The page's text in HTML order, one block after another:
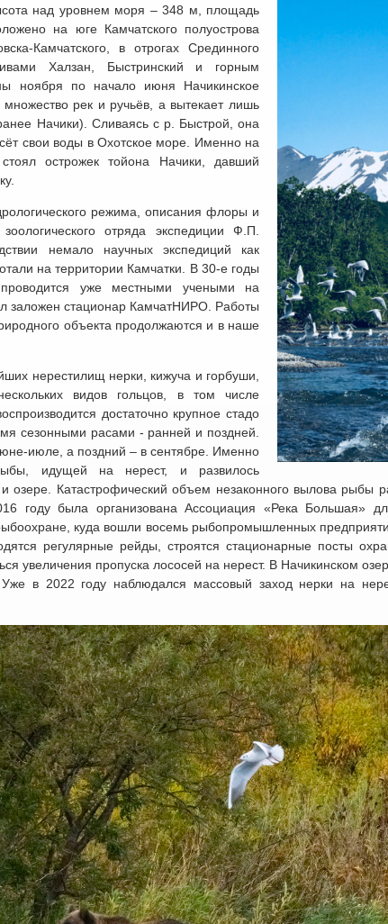
над уровнем моря – 348 м, площадь
на юге Камчатского полуострова
Камчатского, в отрогах Срединного
Халзан, Быстринский и горным
ноября по начало июня Начикинское
рек и ручьёв, а вытекает лишь
Начики). Сливаясь с р. Быстрой, она
свои воды в Охотское море. Именно на
острожек тойона Начики, давший
режима, описания флоры и
отряда экспедиции Ф.П.
немало научных экспедиций как
на территории Камчатки. В 30-е годы
уже местными учеными на
заложен стационар КамчатНИРО. Работы
объекта продолжаются и в наше
нерестилищ нерки, кижуча и горбуши,
видов гольцов, в том числе
достаточно крупное стадо
сезонными расами - ранней и поздней.
июле, а поздний – в сентябре. Именно
идущей на нерест, и развилось
озере. Катастрофический объем незаконного вылова рыбы
году была организована Ассоциация «Река Большая»
куда вошли восемь рыбопромышленных
регулярные рейды, строятся стационарные посты
увеличения пропуска лососей на нерест. В Начикинском
в 2022 году наблюдался массовый заход нерки на